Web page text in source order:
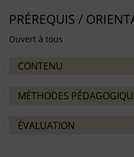
PRÉREQUIS /
Ouvert à tous
CONTENU
MÉTHODES
ÉVALUATION